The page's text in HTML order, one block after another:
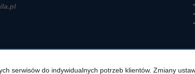
serwisów do indywidualnych potrzeb klientów. Zmiany